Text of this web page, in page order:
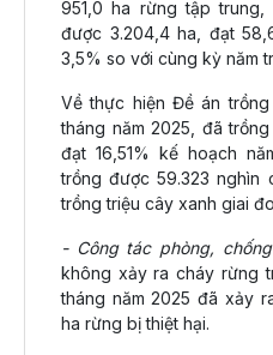
951,0 ha rừng tập
được 3.204,4 ha, đạt
3,5% so với cùng kỳ năm
Về thực hiện Đề án
tháng năm 2025, đã
đạt 16,51% kế hoạch
trồng được 59.323 nghìn
trồng triệu cây xanh giai
- Công tác phòng,
không xảy ra cháy rừng
tháng năm 2025 đã xảy
ha rừng bị thiệt hại.